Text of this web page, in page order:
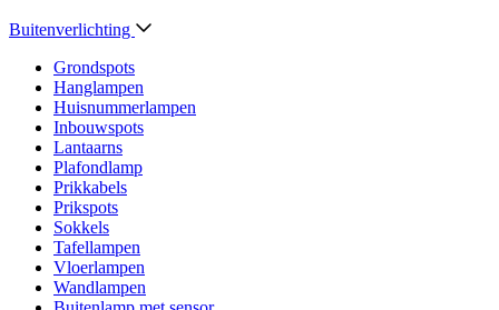
Buitenverlichting
Grondspots
Hanglampen
Huisnummerlampen
Inbouwspots
Lantaarns
Plafondlamp
Prikkabels
Prikspots
Sokkels
Tafellampen
Vloerlampen
Wandlampen